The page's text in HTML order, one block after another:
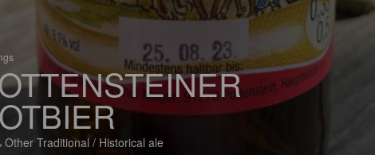
Other Traditional / Historical ale